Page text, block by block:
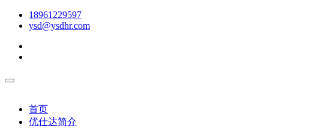
18961229597
ysd@ysdhr.com
首页
优仕达简介